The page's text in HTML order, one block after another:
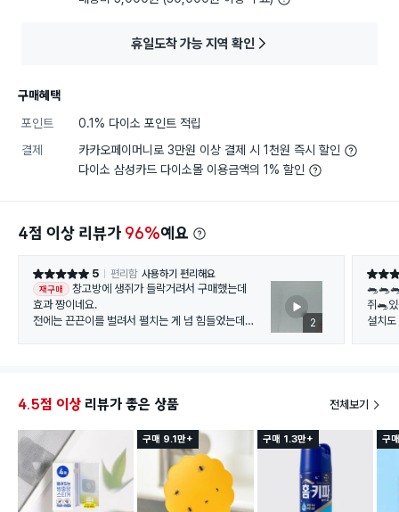
휴일도착 가능 지역 확인
구매혜택
포인트
0.1% 다이소 포인트 적립
결제
카카오페이머니로 3만원 이상 결제 시 1천원 즉시 할인
다이소 삼성카드 다이소몰 이용금액의 1% 할인
4점 이상 리뷰가 96%예요
별점 5점 5 편리함 사용하기 편리해요
재구매
창고방에 생쥐가 들락거려서 구매했는데
효과 짱이네요.
전에는 끈끈이를 벌려서 펼치는 게 넘 힘들었는데
2
별점 5
쥐🐀
설치
4.5점 이상 리뷰가 좋은 상품 전체보기
구매 9.1만+ 구매 1.3만+ 구